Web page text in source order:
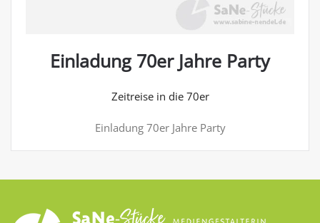
Einladung 70er Jahre Party
Zeitreise in die 70er
Einladung 70er Jahre Party